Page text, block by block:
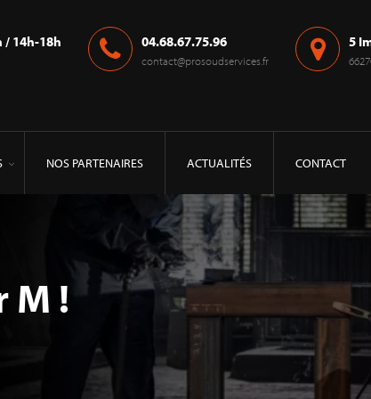
/ 14h-18h 04.68.67.75.96
contact@prosoudservices.fr
5
NOS PARTENAIRES ACTUALITÉS CONTACT
M !